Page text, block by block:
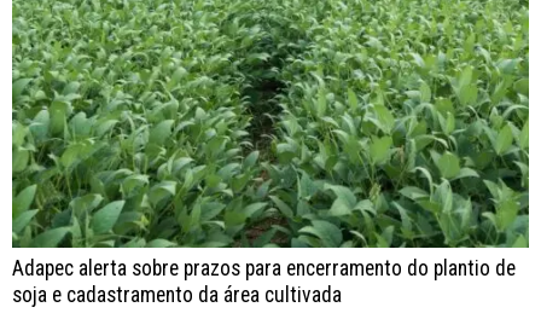
Adapec alerta sobre prazos para encerramento do plantio de
soja e cadastramento da área cultivada